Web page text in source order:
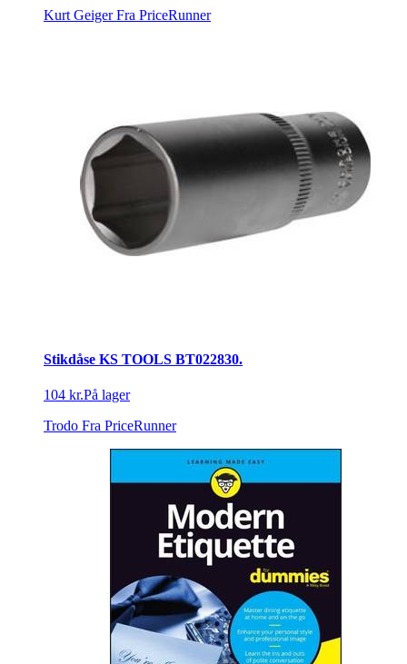
Kurt Geiger Fra PriceRunner
Stikdåse KS TOOLS BT022830.
104 kr.På lager
Trodo Fra PriceRunner